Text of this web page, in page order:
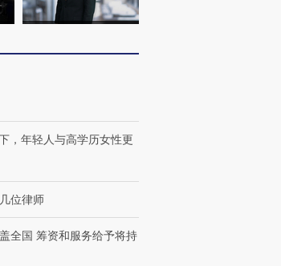
头丸 尿检体内含3种
度Z世代 用街头抗争将教
思的生活方式·第三对
，年轻人与高学历女性更
位律师
全国 筹资和服务给予将持